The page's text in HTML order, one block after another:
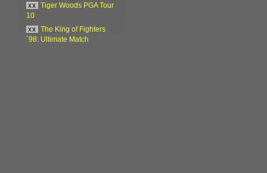
xx
Tiger Woods PGA Tour
10
xx
The King of Fighters
`98: Ultimate Match